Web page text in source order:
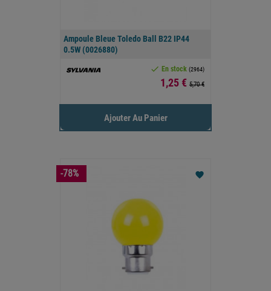
Ampoule Bleue Toledo Ball B22 IP44
0.5W (0026880)
 En stock (2964)
Prix
1,25 € 5,70 €
Ajouter Au Panier
favorite
-78%